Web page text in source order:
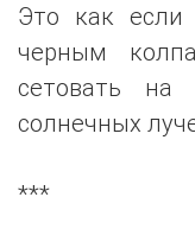
Это как
черным
сетовать
солнечных
***